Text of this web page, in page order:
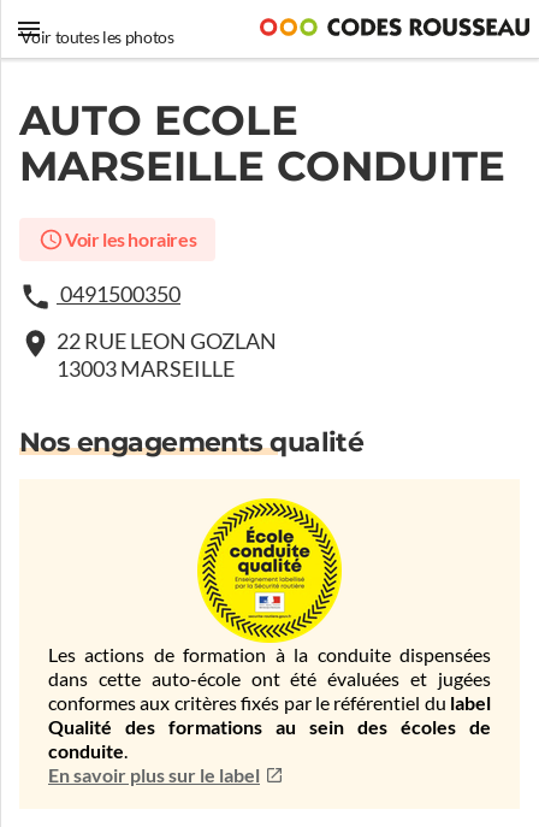
Voir toutes les photos
AUTO ECOLE
MARSEILLE CONDUITE
Voir les horaires
0491500350
22 RUE LEON GOZLAN
13003 MARSEILLE
Nos engagements qualité
Les actions de formation à la conduite dispensées
dans cette auto-école ont été évaluées et jugées
conformes aux critères fixés par le référentiel du label
Qualité des formations au sein des écoles de
conduite.
En savoir plus sur le label